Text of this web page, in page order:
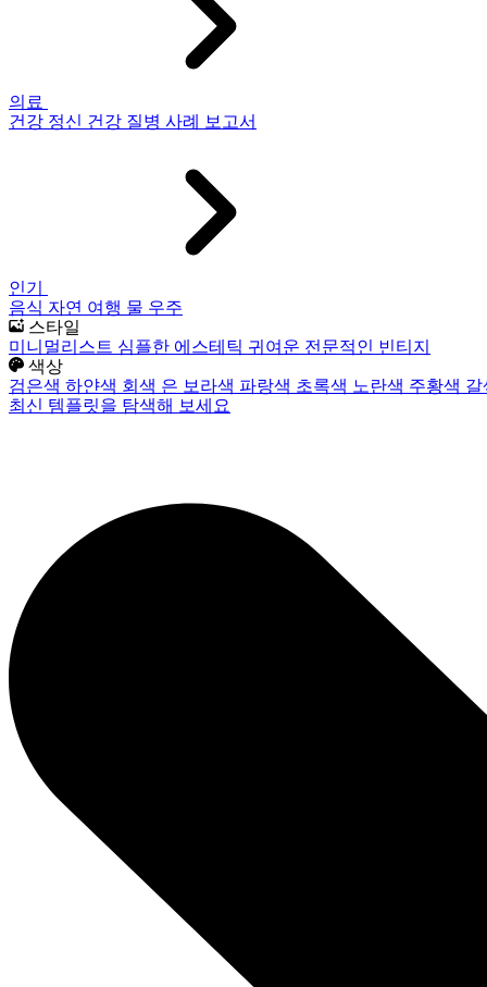
의료
건강 정신 건강 질병 사례 보고서
인기
음식 자연 여행 물 우주
스타일
미니멀리스트 심플한 에스테틱 귀여운 전문적인 빈티지
색상
검은색 하얀색 회색 은 보라색 파랑색 초록색 노란색 주황색
최신 템플릿을 탐색해 보세요